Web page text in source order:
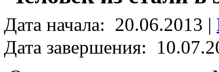
Дата начала: 20.06.2013 |
Дата завершения: